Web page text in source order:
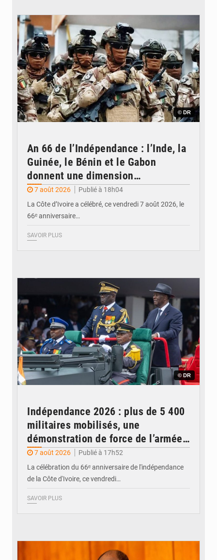
© DR
An 66 de l’Indépendance : l’Inde, la
Guinée, le Bénin et le Gabon
donnent une dimension
internationale au défilé de
Yopougon
7 août 2026
Publié à 18h04
La Côte d’Ivoire a célébré, ce vendredi 7 août 2026, le
66ᵉ anniversaire…
SAVOIR PLUS
© DR
Indépendance 2026 : plus de 5 400
militaires mobilisés, une
démonstration de force de l’armée
ivoirienne à Yopougon
7 août 2026
Publié à 17h52
La célébration du 66ᵉ anniversaire de l'indépendance
de la Côte d'Ivoire, ce vendredi…
SAVOIR PLUS